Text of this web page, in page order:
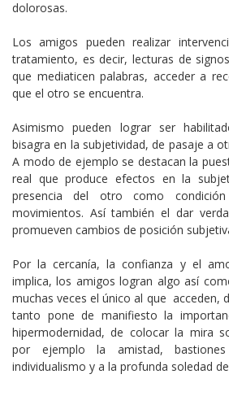
dolorosas.
Los amigos pueden realizar
tratamiento, es decir, lecturas de
que mediaticen palabras, acceder a
que el otro se encuentra.
Asimismo pueden lograr ser
bisagra en la subjetividad, de pasaje a
A modo de ejemplo se destacan la
real que produce efectos en la
presencia del otro como
movimientos. Así también el dar
promueven cambios de posición
Por la cercanía, la confianza y el
implica, los amigos logran algo así
muchas veces el único al que acceden,
tanto pone de manifiesto la
hipermodernidad, de colocar la mira
por ejemplo la amistad,
individualismo y a la profunda soledad